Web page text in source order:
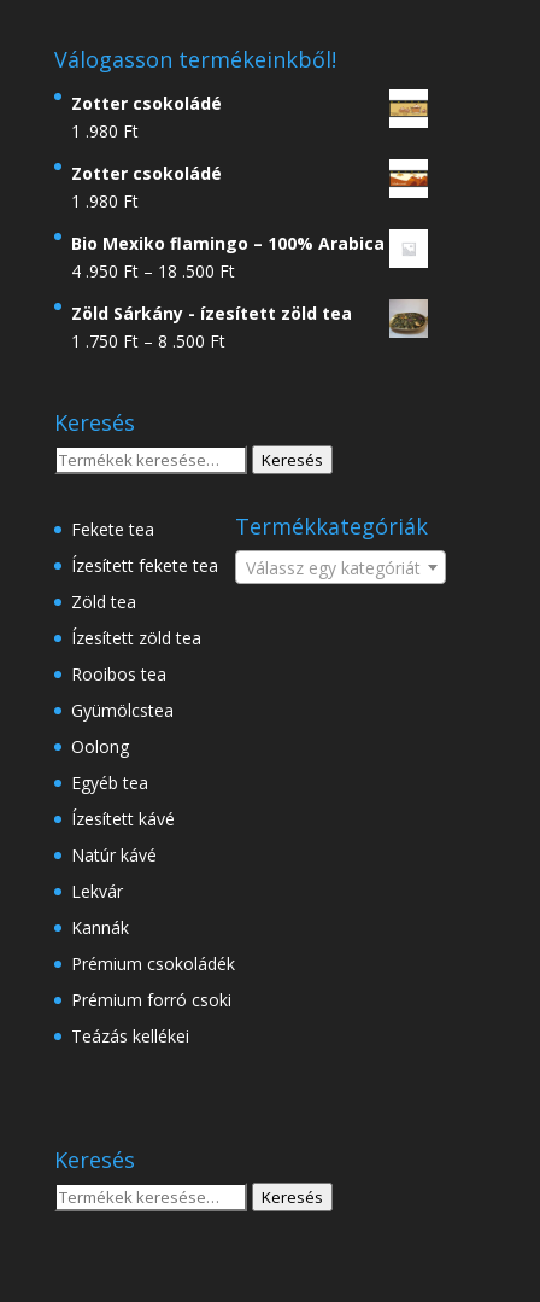
Válogasson termékeinkből!
Zotter csokoládé
1 .980 Ft
Zotter csokoládé
1 .980 Ft
Bio Mexiko flamingo – 100% Arabica
4 .950 Ft – 18 .500 FtÁrtartomány:
.950 Ft
Zöld Sárkány - ízesített zöld tea
1 .750 Ft – 8 .500 FtÁrtartomány:
8
.500 Ft
Keresés
Keresés
Keresés
Fekete tea
Ízesített fekete tea
Zöld tea
Ízesített zöld tea
Rooibos tea
Gyümölcstea
Oolong
Egyéb tea
Ízesített kávé
Natúr kávé
Lekvár
Kannák
Prémium csokoládék
Prémium forró csoki
Teázás kellékei
Termékkategóriák
Válassz egy kategóriát
Keresés
Keresés
Keresés